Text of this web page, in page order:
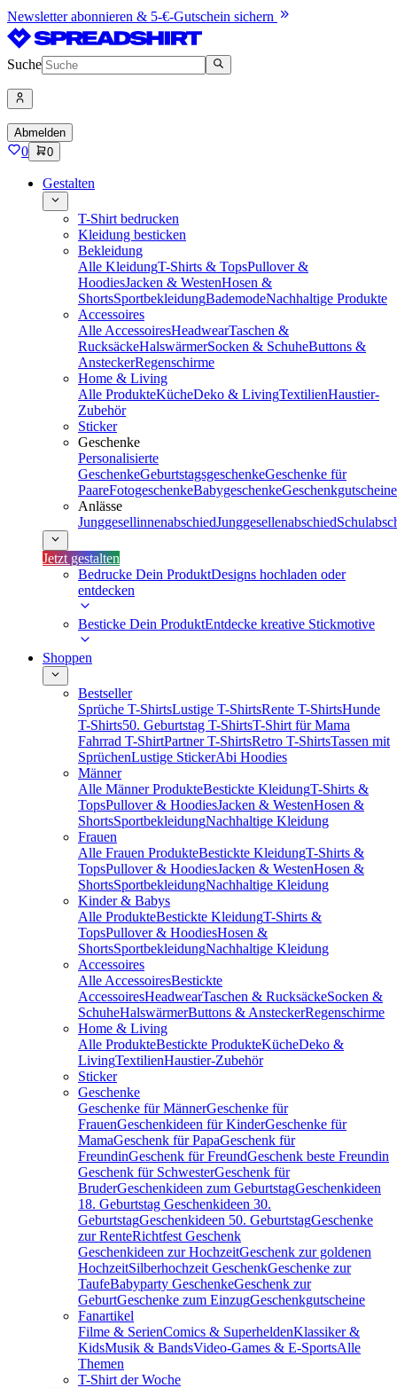
Newsletter abonnieren & 5-€-Gutschein sichern
Suche
Abmelden
0 0
Gestalten
T-Shirt bedrucken
Kleidung besticken
Bekleidung
Alle KleidungT-Shirts & TopsPullover &
HoodiesJacken & WestenHosen &
ShortsSportbekleidungBademodeNachhaltige Produkte
Accessoires
Alle AccessoiresHeadwearTaschen &
RucksäckeHalswärmerSocken & SchuheButtons &
AnsteckerRegenschirme
Home & Living
Alle ProdukteKücheDeko & LivingTextilienHaustier-
Zubehör
Sticker
Geschenke
Personalisierte
GeschenkeGeburtstagsgeschenkeGeschenke für
PaareFotogeschenkeBabygeschenkeGeschenkgutscheine
Anlässe
JunggesellinnenabschiedJunggesellenabschied
Jetzt gestalten
Bedrucke Dein ProduktDesigns hochladen oder
entdecken
Besticke Dein ProduktEntdecke kreative Stickmotive
Shoppen
Bestseller
Sprüche T-ShirtsLustige T-ShirtsRente T-ShirtsHunde
T-Shirts50. Geburtstag T-ShirtsT-Shirt für Mama
Fahrrad T-ShirtPartner T-ShirtsRetro T-ShirtsTassen mit
SprüchenLustige StickerAbi Hoodies
Männer
Alle Männer ProdukteBestickte KleidungT-Shirts &
TopsPullover & HoodiesJacken & WestenHosen &
ShortsSportbekleidungNachhaltige Kleidung
Frauen
Alle Frauen ProdukteBestickte KleidungT-Shirts &
TopsPullover & HoodiesJacken & WestenHosen &
ShortsSportbekleidungNachhaltige Kleidung
Kinder & Babys
Alle ProdukteBestickte KleidungT-Shirts &
TopsPullover & HoodiesHosen &
ShortsSportbekleidungNachhaltige Kleidung
Accessoires
Alle AccessoiresBestickte
AccessoiresHeadwearTaschen & RucksäckeSocken &
SchuheHalswärmerButtons & AnsteckerRegenschirme
Home & Living
Alle ProdukteBestickte ProdukteKücheDeko &
LivingTextilienHaustier-Zubehör
Sticker
Geschenke
Geschenke für MännerGeschenke für
FrauenGeschenkideen für KinderGeschenke für
MamaGeschenk für PapaGeschenk für
FreundinGeschenk für FreundGeschenk beste Freundin
Geschenk für SchwesterGeschenk für
BruderGeschenkideen zum GeburtstagGeschenkideen
18. Geburtstag Geschenkideen 30.
GeburtstagGeschenkideen 50. GeburtstagGeschenke
zur RenteRichtfest Geschenk
Geschenkideen zur HochzeitGeschenk zur goldenen
HochzeitSilberhochzeit GeschenkGeschenke zur
TaufeBabyparty GeschenkeGeschenk zur
GeburtGeschenke zum EinzugGeschenkgutscheine
Fanartikel
Filme & SerienComics & SuperheldenKlassiker &
KidsMusik & BandsVideo-Games & E-SportsAlle
Themen
T-Shirt der Woche